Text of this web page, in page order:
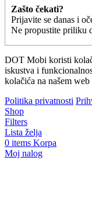
Zašto čekati?
Prijavite se danas i
Ne propustite priliku
DOT Mobi koristi
iskustva i
kolačića na našem web
Politika privatnosti
Shop
Filters
Lista želja
0 items Korpa
Moj nalog